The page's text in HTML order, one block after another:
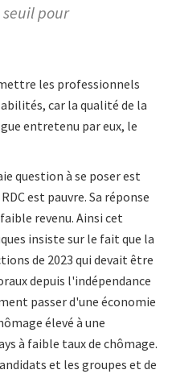
pour
les professionnels
car la qualité de la
entretenu par eux, le
question à se poser est
est pauvre. Sa réponse
revenu. Ainsi cet
insiste sur le fait que la
de 2023 qui devait être
depuis l'indépendance
passer d'une économie
élevé à une
à faible taux de chômage.
et les groupes et de